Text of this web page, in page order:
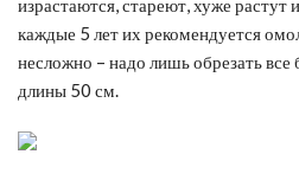
израстаются, стареют, хуже растут
каждые 5 лет их рекомендуется
несложно – надо лишь обрезать все
длины 50 см.